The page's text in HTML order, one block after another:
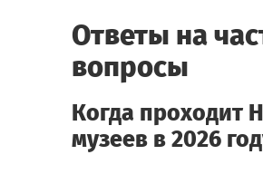
Ответы на
вопросы
Когда проходит
музеев в 2026